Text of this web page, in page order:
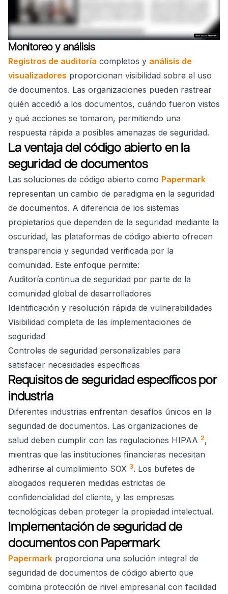
Monitoreo y análisis
Registros de auditoría completos y análisis de
visualizadores proporcionan visibilidad sobre el uso
de documentos. Las organizaciones pueden rastrear
quién accedió a los documentos, cuándo fueron vistos
y qué acciones se tomaron, permitiendo una
respuesta rápida a posibles amenazas de seguridad.
La ventaja del código abierto en la
seguridad de documentos
Las soluciones de código abierto como Papermark
representan un cambio de paradigma en la seguridad
de documentos. A diferencia de los sistemas
propietarios que dependen de la seguridad mediante la
oscuridad, las plataformas de código abierto ofrecen
transparencia y seguridad verificada por la
comunidad. Este enfoque permite:
Auditoría continua de seguridad por parte de la
comunidad global de desarrolladores
Identificación y resolución rápida de vulnerabilidades
Visibilidad completa de las implementaciones de
seguridad
Controles de seguridad personalizables para
satisfacer necesidades específicas
Requisitos de seguridad específicos por
industria
Diferentes industrias enfrentan desafíos únicos en la
seguridad de documentos. Las organizaciones de
salud deben cumplir con las regulaciones HIPAA 2,
mientras que las instituciones financieras necesitan
adherirse al cumplimiento SOX 3. Los bufetes de
abogados requieren medidas estrictas de
confidencialidad del cliente, y las empresas
tecnológicas deben proteger la propiedad intelectual.
Implementación de seguridad de
documentos con Papermark
Papermark proporciona una solución integral de
seguridad de documentos de código abierto que
combina protección de nivel empresarial con facilidad